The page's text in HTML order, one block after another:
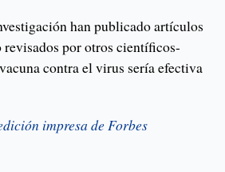
han publicado artículos
revisados por otros científicos-
contra el virus sería efectiva
impresa de Forbes